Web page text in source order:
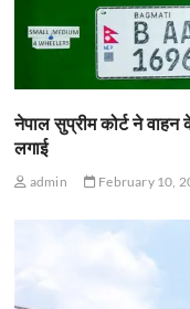
नेपाल सुप्रीम कोर्ट ने
लगाई
admin February 10,